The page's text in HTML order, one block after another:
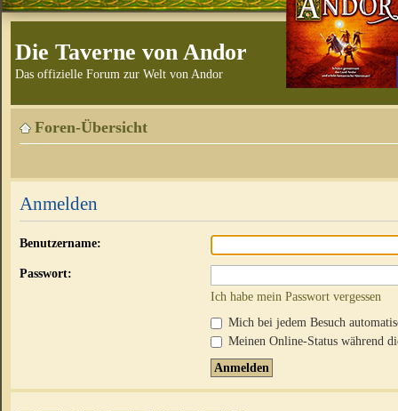
Die Taverne von Andor
Das offizielle Forum zur Welt von Andor
Foren-Übersicht
Anmelden
Benutzername:
Passwort:
Ich habe mein Passwort vergessen
Mich bei jedem Besuch
Meinen Online-Status während